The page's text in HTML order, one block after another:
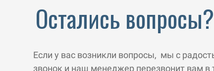
Остались вопросы?
Если у вас возникли вопросы, мы с
звонок и наш менеджер перезвонит вам в